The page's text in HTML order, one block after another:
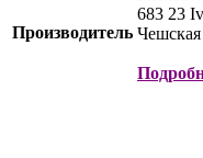
Производитель
683 23